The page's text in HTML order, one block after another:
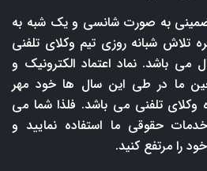
به صورت شانسی و یک شبه به
تلاش شبانه روزی تیم وکلای تلفنی
از 10 ها سال می باشد. نماد اعتماد الکترونیک و
ما در طی این سال ها خود مهر
وکلای تلفنی می باشد. فلذا شما می
حقوقی ما استفاده نمایید و
را مرتفع کنید.